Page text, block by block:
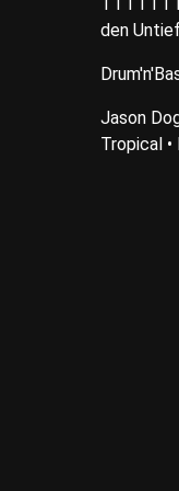
den
Jason
Tropical •